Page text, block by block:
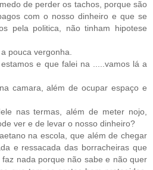
de perder os tachos, porque são
com o nosso dinheiro e que se
pela politica, não tinham hipotese
pouca vergonha.
e que falei na .....vamos lá a
camara, além de ocupar espaço e
nas termas, além de meter nojo,
ver e de levar o nosso dinheiro?
na escola, que além de chegar
e ressacada das borracheiras que
nada porque não sabe e não quer